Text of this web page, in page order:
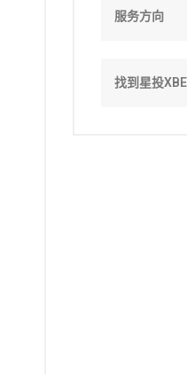
服务方向
找到星投